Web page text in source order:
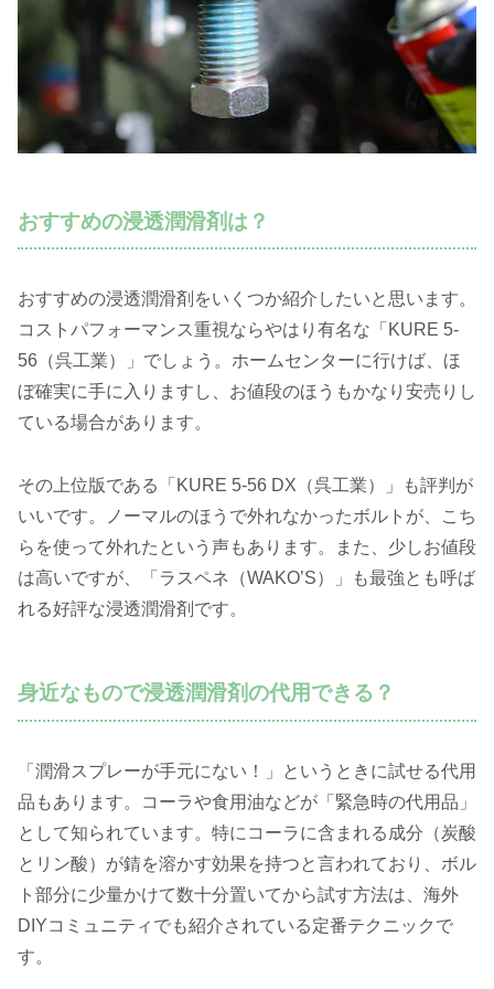
おすすめの浸透潤滑剤は？
おすすめの浸透潤滑剤をいくつか紹介したいと思います。
コストパフォーマンス重視ならやはり有名な「KURE 5-
56（呉工業）」でしょう。ホームセンターに行けば、ほ
ぼ確実に手に入りますし、お値段のほうもかなり安売りし
ている場合があります。
その上位版である「KURE 5-56 DX（呉工業）」も評判が
いいです。ノーマルのほうで外れなかったボルトが、こち
らを使って外れたという声もあります。また、少しお値段
は高いですが、「ラスペネ（WAKO’S）」も最強とも呼ば
れる好評な浸透潤滑剤です。
身近なもので浸透潤滑剤の代用できる？
「潤滑スプレーが手元にない！」というときに試せる代用
品もあります。コーラや食用油などが「緊急時の代用品」
として知られています。特にコーラに含まれる成分（炭酸
とリン酸）が錆を溶かす効果を持つと言われており、ボル
ト部分に少量かけて数十分置いてから試す方法は、海外
DIYコミュニティでも紹介されている定番テクニックで
す。